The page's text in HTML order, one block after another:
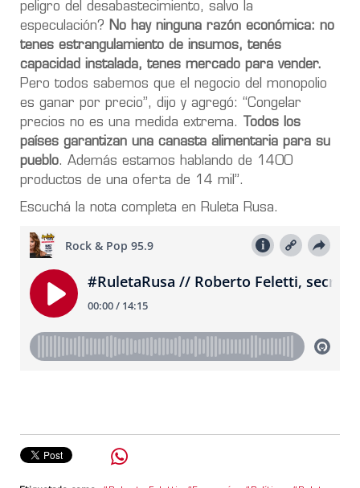
peligro del desabastecimiento, salvo la
especulación?
No hay ninguna razón económica: no
tenes estrangulamiento de insumos, tenés
capacidad instalada, tenes mercado para vender.
Pero todos sabemos que el negocio del monopolio
es ganar por precio”, dijo y agregó: “Congelar
precios no es una medida extrema.
Todos los
países garantizan una canasta alimentaria para su
pueblo. Además estamos hablando de 1400
productos de una oferta de 14 mil”.
Escuchá la nota completa en Ruleta Rusa.